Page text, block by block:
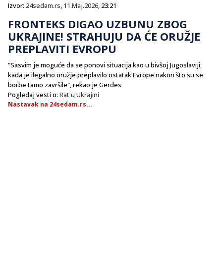
Izvor: 24sedam.rs, 11.Maj.2026, 23:21
FRONTEKS DIGAO UZBUNU ZBOG
UKRAJINE! STRAHUJU DA ĆE ORUŽJE
PREPLAVITI EVROPU
"Sasvim je moguće da se ponovi situacija kao u bivšoj Jugoslaviji,
kada je ilegalno oružje preplavilo ostatak Evrope nakon što su se
borbe tamo završile", rekao je Gerdes
Pogledaj vesti o: Rat u Ukrajini
Nastavak na 24sedam.rs...